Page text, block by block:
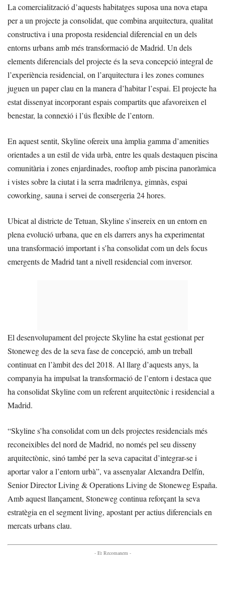
La comercialització d’aquests habitatges suposa una nova etapa
per a un projecte ja consolidat, que combina arquitectura, qualitat
constructiva i una proposta residencial diferencial en un dels
entorns urbans amb més transformació de Madrid. Un dels
elements diferencials del projecte és la seva concepció integral de
l’experiència residencial, on l’arquitectura i les zones comunes
juguen un paper clau en la manera d’habitar l’espai. El projecte ha
estat dissenyat incorporant espais compartits que afavoreixen el
benestar, la connexió i l’ús flexible de l’entorn.
En aquest sentit, Skyline ofereix una àmplia gamma d’amenities
orientades a un estil de vida urbà, entre les quals destaquen piscina
comunitària i zones enjardinades, rooftop amb piscina panoràmica
i vistes sobre la ciutat i la serra madrilenya, gimnàs, espai
coworking, sauna i servei de consergeria 24 hores.
Ubicat al districte de Tetuan, Skyline s’insereix en un entorn en
plena evolució urbana, que en els darrers anys ha experimentat
una transformació important i s’ha consolidat com un dels focus
emergents de Madrid tant a nivell residencial com inversor.
El desenvolupament del projecte Skyline ha estat gestionat per
Stoneweg des de la seva fase de concepció, amb un treball
continuat en l’àmbit des del 2018. Al llarg d’aquests anys, la
companyia ha impulsat la transformació de l’entorn i destaca que
ha consolidat Skyline com un referent arquitectònic i residencial a
Madrid.
“Skyline s’ha consolidat com un dels projectes residencials més
reconeixibles del nord de Madrid, no només pel seu disseny
arquitectònic, sinó també per la seva capacitat d’integrar-se i
aportar valor a l’entorn urbà”, va assenyalar Alexandra Delfín,
Senior Director Living & Operations Living de Stoneweg España.
Amb aquest llançament, Stoneweg continua reforçant la seva
estratègia en el segment living, apostant per actius diferencials en
mercats urbans clau.
- Et Recomanem -